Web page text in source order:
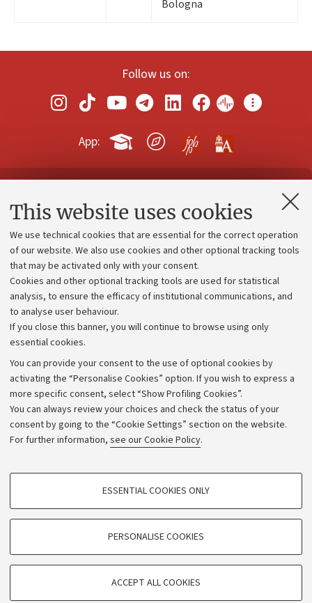
This website uses cookies
We use technical cookies that are essential for the correct operation
of our website. We also use cookies and other optional tracking tools
that may be activated only with your consent.
Cookies and other optional tracking tools are used for statistical
analysis, to ensure the efficacy of institutional communications, and
to analyse user behaviour.
If you close this banner, you will continue to browse using only
essential cookies.
You can provide your consent to the use of optional cookies by
activating the “Personalise Cookies” option. If you wish to express a
more specific consent, select “Show Profiling Cookies”.
You can always review your choices and check the status of your
consent by going to the “Cookie Settings” section on the website.
For further information, see our Cookie Policy.
PROFILING COOKIES - OPTIONAL
TECHNICAL COOKIES - ESSENTIAL
ESSENTIAL COOKIES ONLY
PERSONALISE COOKIES
ACCEPT ALL COOKIES
Bologna
Follow us on:
App:
Contacts and certified e-mail (PEC)
Administrative divisions
Work with us
Alumni community
Strategic plan
University budgets
Calls and competitions
Transparent administration
Appeals lodged
Merchandising - UniboStore
Website and accessibility information
Accessibility statement
Privacy policy and legal notes
Cookie Settings
©Copyright 2026 - ALMA MATER STUDIORUM - Università di
Bologna - Via Zamboni,33 - 40126Bologna - PI:
- CF:80007010376